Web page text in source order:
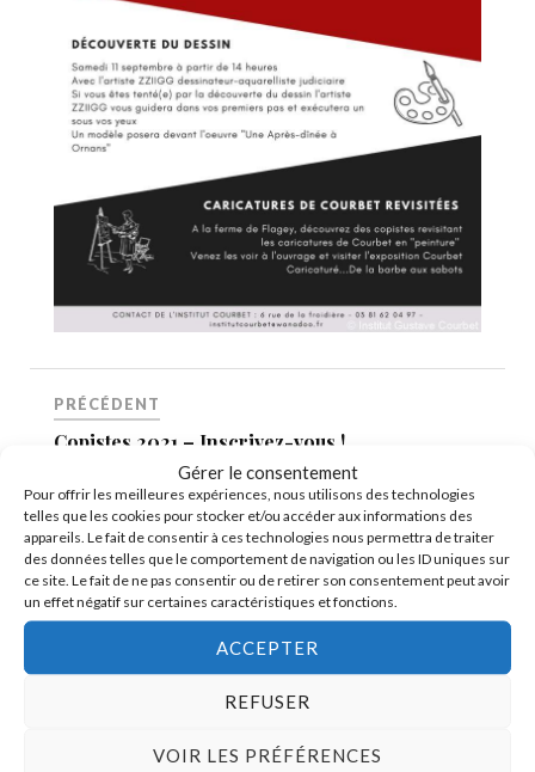
Gérer le consentement
Pour offrir les meilleures expériences, nous utilisons des technologies
telles que les cookies pour stocker et/ou accéder aux informations des
appareils. Le fait de consentir à ces technologies nous permettra de traiter
des données telles que le comportement de navigation ou les ID uniques sur
ce site. Le fait de ne pas consentir ou de retirer son consentement peut avoir
un effet négatif sur certaines caractéristiques et fonctions.
ACCEPTER
REFUSER
VOIR LES PRÉFÉRENCES
PRÉCÉDENT
Copistes 2021 – Inscrivez-vous !
SUIVANT
Copistes 2021, 30e anniversaire